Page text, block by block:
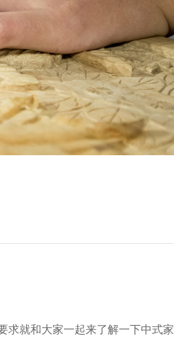
求就和大家一起来了解一下中式家